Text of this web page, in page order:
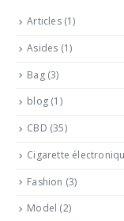
Articles(1)
Asides (1)
Bag(3)
blog (1)
CBD (35)
Cigarette
Fashion (3)
Model (2)